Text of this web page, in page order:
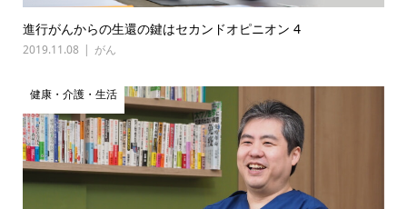
進行がんからの生還の鍵はセカンドオピニオン 4
2019.11.08 がん
健康・介護・生活